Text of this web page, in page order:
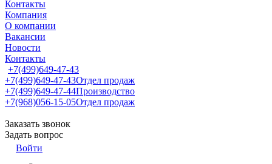
Контакты
Компания
О компании
Вакансии
Новости
Контакты
+7(499)649-47-43
+7(499)649-47-43Отдел продаж
+7(499)649-47-44Производство
+7(968)056-15-05Отдел продаж
Заказать звонок
Задать вопрос
Войти